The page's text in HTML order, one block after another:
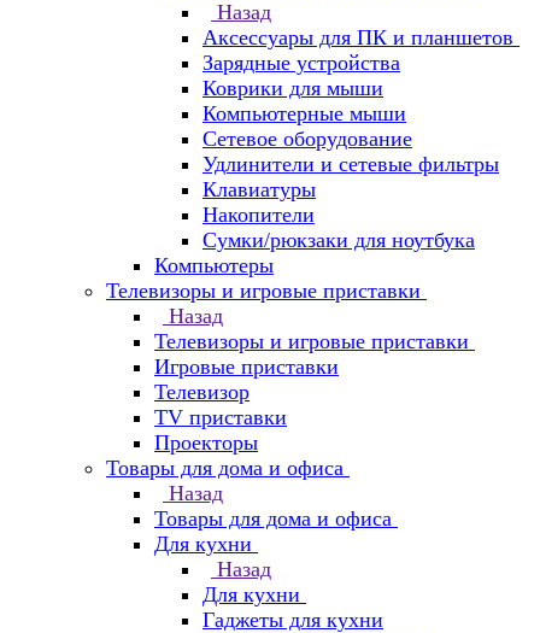
Назад
Аксессуары для ПК и планшетов
Зарядные устройства
Коврики для мыши
Компьютерные мыши
Сетевое оборудование
Удлинители и сетевые фильтры
Клавиатуры
Накопители
Сумки/рюкзаки для ноутбука
Компьютеры
Телевизоры и игровые приставки
Назад
Телевизоры и игровые приставки
Игровые приставки
Телевизор
TV приставки
Проекторы
Товары для дома и офиса
Назад
Товары для дома и офиса
Для кухни
Назад
Для кухни
Гаджеты для кухни